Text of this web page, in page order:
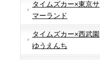
タイムズカー×東京サ
マーランド
タイムズカー×西武園
ゆうえんち